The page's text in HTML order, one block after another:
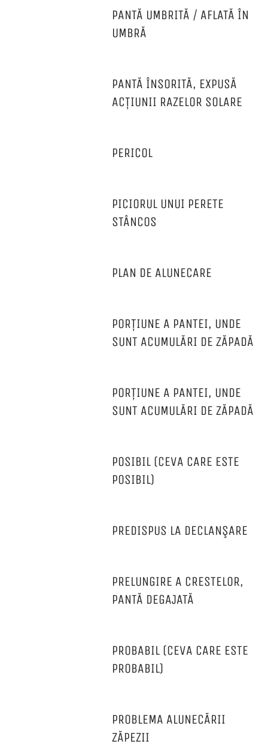
PANTĂ UMBRITĂ / AFLATĂ ÎN
UMBRĂ
PANTĂ ÎNSORITĂ, EXPUSĂ
ACȚIUNII RAZELOR SOLARE
PERICOL
PICIORUL UNUI PERETE
STÂNCOS
PLAN DE ALUNECARE
PORȚIUNE A PANTEI, UNDE
SUNT ACUMULĂRI DE ZĂPADĂ
PORȚIUNE A PANTEI, UNDE
SUNT ACUMULĂRI DE ZĂPADĂ
POSIBIL (CEVA CARE ESTE
POSIBIL)
PREDISPUS LA DECLANŞARE
PRELUNGIRE A CRESTELOR,
PANTĂ DEGAJATĂ
PROBABIL (CEVA CARE ESTE
PROBABIL)
PROBLEMA ALUNECĂRII
ZĂPEZII